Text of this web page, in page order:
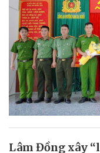
Lâm Đồng xây